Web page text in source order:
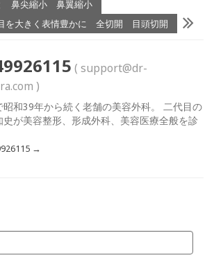
鼻尖縮小 鼻翼縮小
を大きく表情豊かに 全切開 目頭切開
( support@dr-
)
昭和39年から続く老舗の美容外科。 二代目の
史が美容整形、形成外科、美容医療全般を診
→